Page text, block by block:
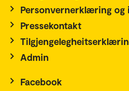
Personvernerklæring og
Pressekontakt
Admin
Facebook